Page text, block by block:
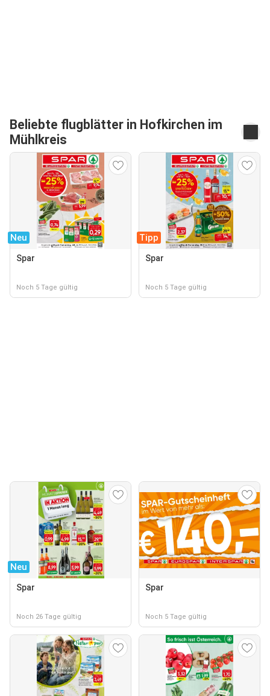
Beliebte flugblätter in Hofkirchen im
Mühlkreis
Neu
Spar
Noch 5 Tage gültig
Tipp
Spar
Noch 5 Tage gültig
Neu
Spar
Noch 26 Tage gültig
Spar
Noch 5 Tage gültig